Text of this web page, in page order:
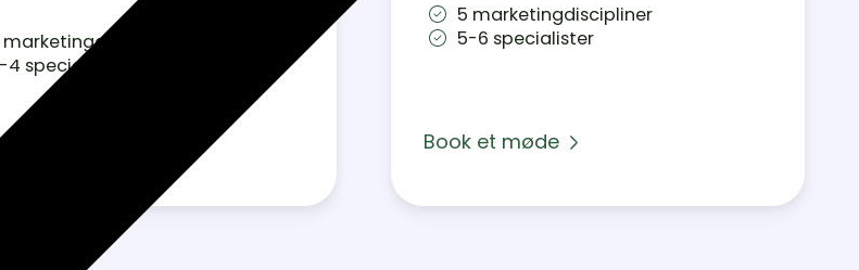
marketingdiscipliner
4 specialister
et møde
5 marketingdiscipliner
5-6 specialister
Book et møde